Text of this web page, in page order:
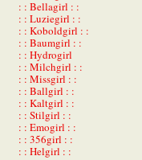
: : Bellagirl : :
: : Luziegirl : :
: : Koboldgirl : :
: : Baumgirl : :
: : Hydrogirl
: : Milchgirl : :
: : Missgirl : :
: : Ballgirl : :
: : Kaltgirl : :
: : Stilgirl : :
: : Emogirl : :
: : 356girl : :
: : Helgirl : :